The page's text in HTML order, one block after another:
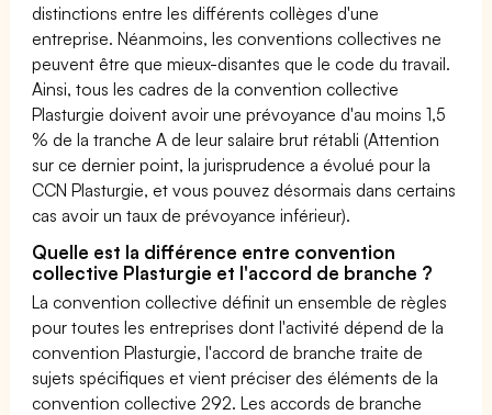
distinctions entre les différents collèges d'une
entreprise. Néanmoins, les conventions collectives ne
peuvent être que mieux-disantes que le code du travail.
Ainsi, tous les cadres de la convention collective
Plasturgie doivent avoir une prévoyance d'au moins 1,5
% de la tranche A de leur salaire brut rétabli (Attention
sur ce dernier point, la jurisprudence a évolué pour la
CCN Plasturgie, et vous pouvez désormais dans certains
cas avoir un taux de prévoyance inférieur).
Quelle est la différence entre convention
collective Plasturgie et l'accord de branche ?
La convention collective définit un ensemble de règles
pour toutes les entreprises dont l'activité dépend de la
convention Plasturgie, l'accord de branche traite de
sujets spécifiques et vient préciser des éléments de la
convention collective 292. Les accords de branche